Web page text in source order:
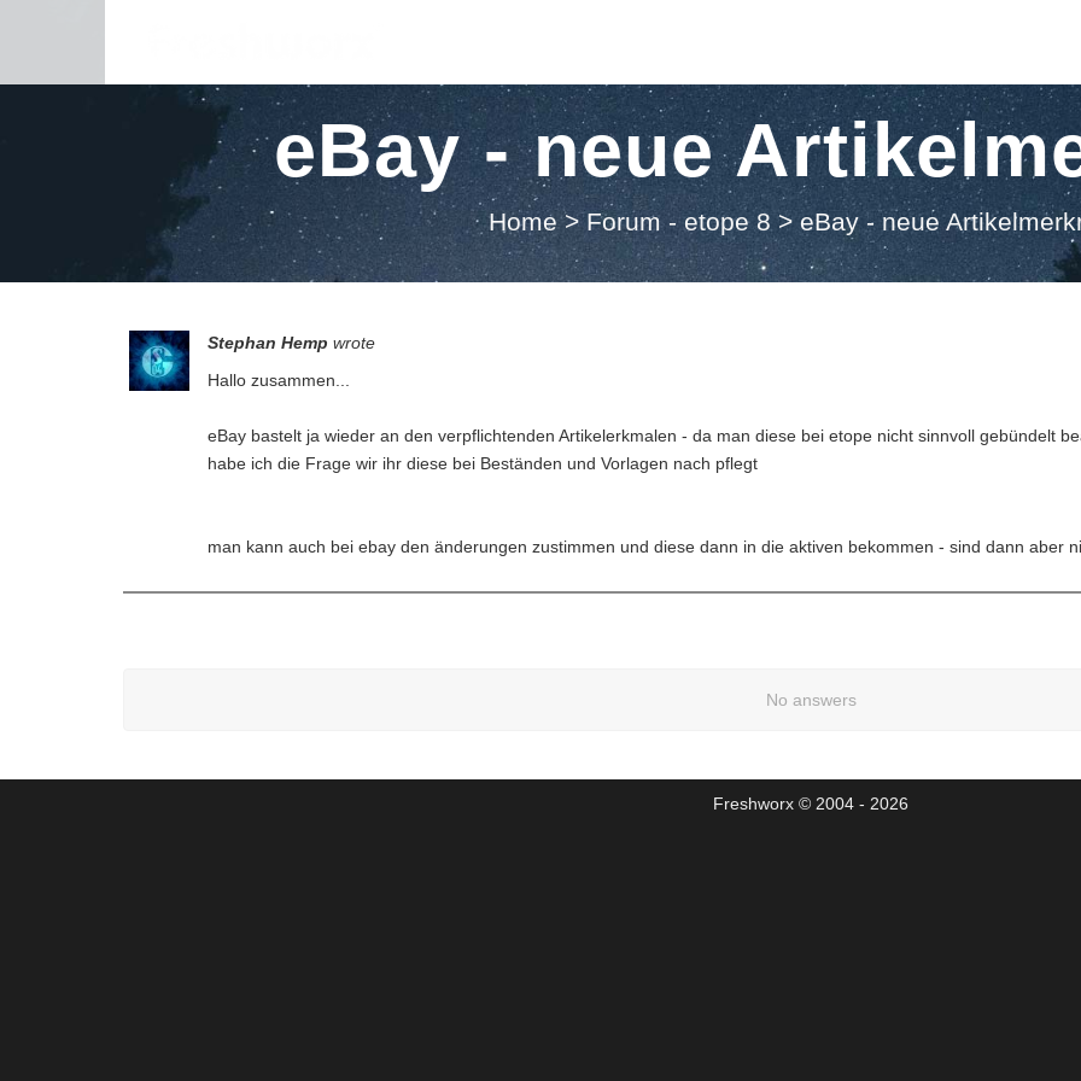
eBay - neue
Home > Forum - etope 8 > eBay - neue
Stephan Hemp wrote
Hallo zusammen...
eBay bastelt ja wieder an den verpflichtenden Artikelerkmalen - da man diese bei etope nicht sinnvoll gebündelt
habe ich die Frage wir ihr diese bei Beständen und Vorlagen nach pflegt
man kann auch bei ebay den änderungen zustimmen und diese dann in die aktiven bekommen - sind dann aber
No answers
Freshworx © 2004 - 2026